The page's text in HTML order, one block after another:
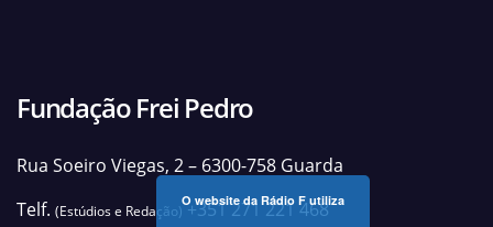
Fundação Frei Pedro
Rua Soeiro Viegas, 2 – 6300-758 Guarda
Telf. (Estúdios e Redação)+351 271 221 468
O website da Rádio F utiliza